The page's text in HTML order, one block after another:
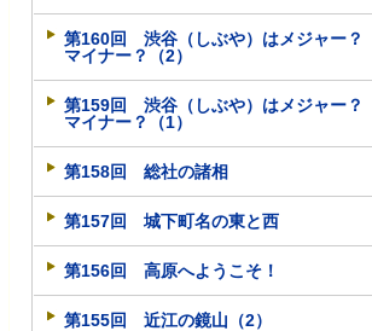
第160回 渋谷（しぶや）はメジャー？
マイナー？（2）
第159回 渋谷（しぶや）はメジャー？
マイナー？（1）
第158回 総社の諸相
第157回 城下町名の東と西
第156回 高原へようこそ！
第155回 近江の鏡山（2）